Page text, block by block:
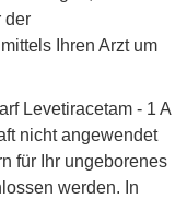
der
Ihren Arzt um
Levetiracetam - 1 A
nicht angewendet
für Ihr ungeborenes
werden. In